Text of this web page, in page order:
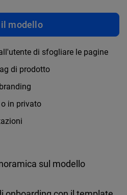
il modello
di sfogliare le pagine
di prodotto
in privato
sul modello